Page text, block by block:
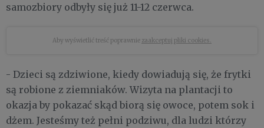
samozbiory odbyły się już 11-12 czerwca.
Aby wyświetlić treść poprawnie zaakceptuj pliki cookies.
- Dzieci są zdziwione, kiedy dowiadują się, że frytki
są robione z ziemniaków. Wizyta na plantacji to
okazja by pokazać skąd biorą się owoce, potem sok i
dżem. Jesteśmy też pełni podziwu, dla ludzi którzy